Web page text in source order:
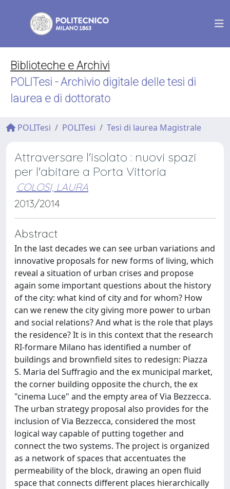
Biblioteche e Archivi
POLITesi - Archivio digitale delle tesi di
laurea e di dottorato
POLITesi POLITesi Tesi di laurea Magistrale
Attraversare l'isolato : nuovi spazi
per l'abitare a Porta Vittoria
COLOSI, LAURA
2013/2014
Abstract
In the last decades we can see urban variations and
innovative proposals for new forms of living, which
reveal a situation of urban crises and propose
again some important questions about the history
of the city: what kind of city and for whom? How
can we renew the city giving more power to urban
and social relations? And what is the role that plays
the residence? It is in this context that the research
RI-formare Milano has identified a number of
buildings and brownfield sites to redesign: Piazza
S. Maria del Suffragio and the ex municipal market,
the corner building opposite the church, the ex
"cinema Luce" and the empty area of Via Bezzecca.
The urban strategy proposal also provides for the
inclusion of Via Bezzecca, considered the most
logical way capable of putting together and
connect the two systems. The project is organized
as a network of spaces that accentuates the
permeability of the block, drawing an open fluid
space that connects different places hierarchically